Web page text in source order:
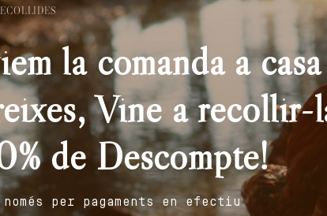
la comanda a
Vine a recollir-
de Descompte!
només per pagaments en efectiu